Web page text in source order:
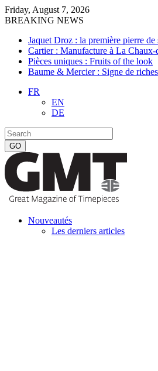
Friday, August 7, 2026
BREAKING NEWS
Jaquet Droz : la première pierre
Cartier : Manufacture à La Chaux-
Pièces uniques : Fruits of the look
Baume & Mercier : Signe de
FR
EN
DE
Nouveautés
Les derniers articles